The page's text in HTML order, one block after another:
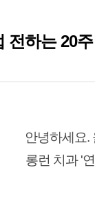
전하는 20
안녕하세요.
롱런 치과 '